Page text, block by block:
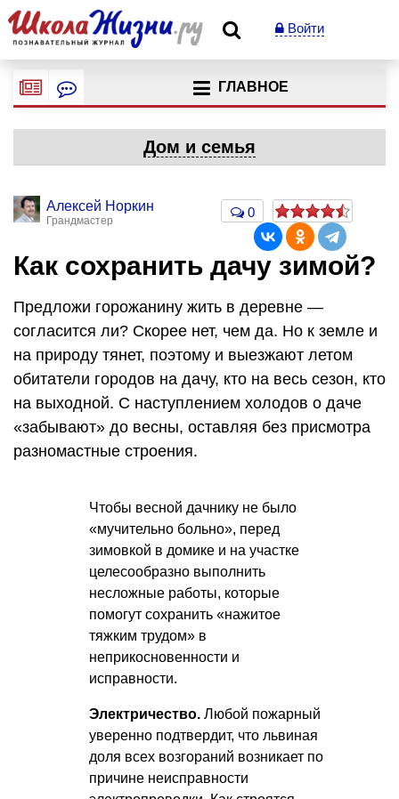
Войти
ГЛАВНОЕ
Дом и семья
Алексей Норкин
Грандмастер
0
Как сохранить дачу зимой?
Предложи горожанину жить в деревне —
согласится ли? Скорее нет, чем да. Но к земле и
на природу тянет, поэтому и выезжают летом
обитатели городов на дачу, кто на весь сезон, кто
на выходной. С наступлением холодов о даче
«забывают» до весны, оставляя без присмотра
разномастные строения.
Чтобы весной дачнику не было
«мучительно больно», перед
зимовкой в домике и на участке
целесообразно выполнить
несложные работы, которые
помогут сохранить «нажитое
тяжким трудом» в
неприкосновенности и
исправности.
Электричество. Любой пожарный
уверенно подтвердит, что львиная
доля всех возгораний возникает по
причине неисправности